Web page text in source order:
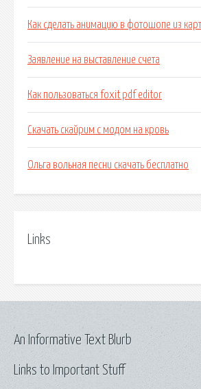
Как сделать анимацию в фотошопе из
Заявление на выставление счета
Как пользоваться foxit pdf editor
Скачать скайрим с модом на кровь
Ольга вольная песни скачать бесплатно
Links
Links to Important Stuff
An Informative Text Blurb